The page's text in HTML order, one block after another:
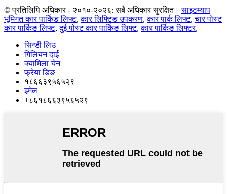
© प्रतिलिपि अधिकार - २०१०-२०२६: सबै अधिकार सुरक्षित। साइटम्याप
भूमिगत कार पार्किङ लिफ्ट,कार लिफ्टिङ उपकरण,कार पार्क लिफ्ट,चार पोस्ट
कार पार्किङ लिफ्ट,दुई पोस्ट कार पार्किङ लिफ्ट,कार पार्किङ लिफ्टर,
सिन्डी लिउ
गिलियन दाई
क्यामिला चेन
फ्रेया डिङ
१८६६३९५६५२९
इमेल
+८६१८६६३९५६५२९